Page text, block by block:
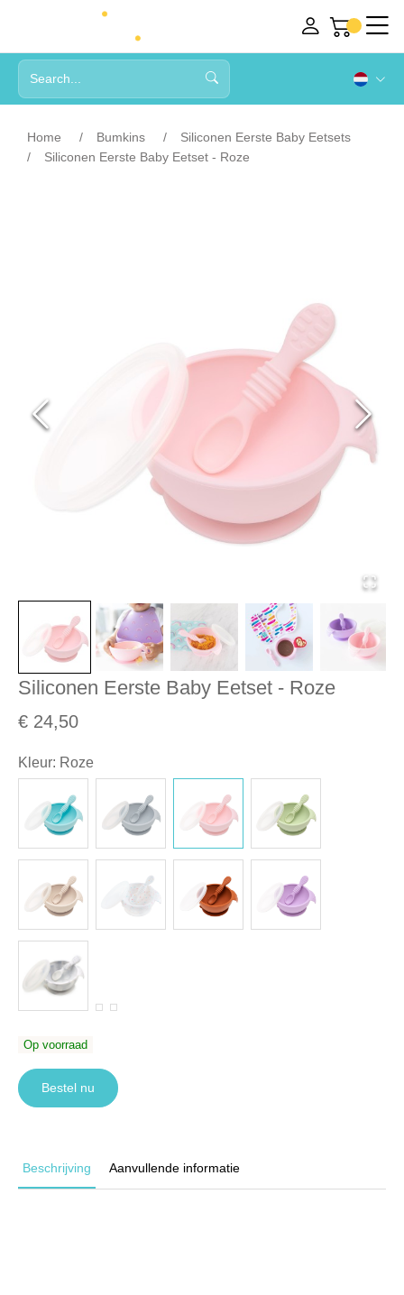
Home Bumkins
Siliconen Eerste Baby Eetsets
Siliconen Eerste Baby Eetset - Roze
Siliconen Eerste Baby Eetset - Roze
€ 24,50
Kleur: Roze
Op voorraad
Bestel nu
Beschrijving Aanvullende informatie